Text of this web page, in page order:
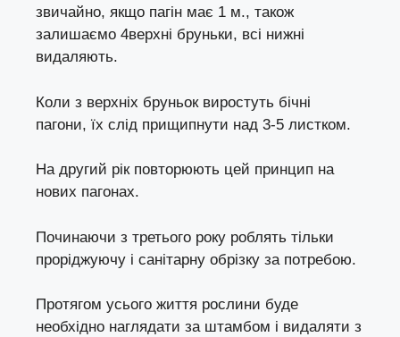
звичайно, якщо пагін має 1 м., також
залишаємо 4верхні бруньки, всі нижні
видаляють.
Коли з верхніх бруньок виростуть бічні
пагони, їх слід прищипнути над 3-5 листком.
На другий рік повторюють цей принцип на
нових пагонах.
Починаючи з третього року роблять тільки
проріджуючу і санітарну обрізку за потребою.
Протягом усього життя рослини буде
необхідно наглядати за штамбом і видаляти з